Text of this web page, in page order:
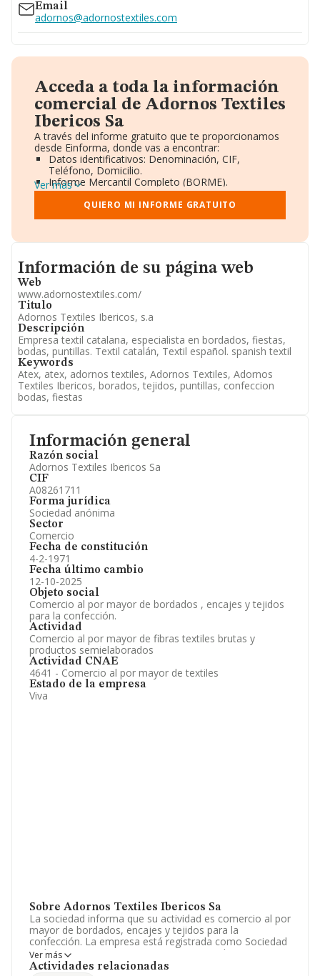
Información general
Razón social
Adornos Textiles Ibericos Sa
CIF
A08261711
Forma jurídica
Sociedad anónima
Sector
Comercio
Fecha de constitución
4-2-1971
Fecha último cambio
12-10-2025
Objeto social
Comercio al por mayor de bordados , encajes y tejidos
para la confección.
Actividad
Comercio al por mayor de fibras textiles brutas y
productos semielaborados
Actividad CNAE
4641 - Comercio al por mayor de textiles
Estado de la empresa
Viva
Sobre Adornos Textiles Ibericos Sa
La sociedad informa que su actividad es comercio al por
mayor de bordados, encajes y tejidos para la
confección. La empresa está registrada como Sociedad
Anónima. Tiene CNAE: 4641 - 'Comercio al por mayor
de textiles'. La sociedad es importadora y exportadora.
Ver más
Actividades relacionadas
Email
adornos@adornostextiles.com
Acceda a toda la información
comercial de Adornos Textiles
Ibericos Sa
A través del informe gratuito que te proporcionamos
desde Einforma, donde vas a encontrar:
Datos identificativos: Denominación, CIF,
Teléfono, Domicilio.
Informe Mercantil Completo (BORME).
Gráficos de Evolución Ventas y Empleados.
Consejo de Administración y Administradores.
Directivos y Ejecutivos.
Información oficial y registral complementaria.
Ver más
QUIERO MI INFORME GRATUITO
Informacion de su página web
Información de su página web
Web
www.adornostextiles.com/
Titulo
Adornos Textiles Ibericos, s.a
Descripción
Empresa textil catalana, especialista en bordados, fiestas,
bodas, puntillas. Textil catalán, Textil español. spanish textil
Keywords
Atex, atex, adornos textiles, Adornos Textiles, Adornos
Textiles Ibericos, borados, tejidos, puntillas, confeccion
bodas, fiestas